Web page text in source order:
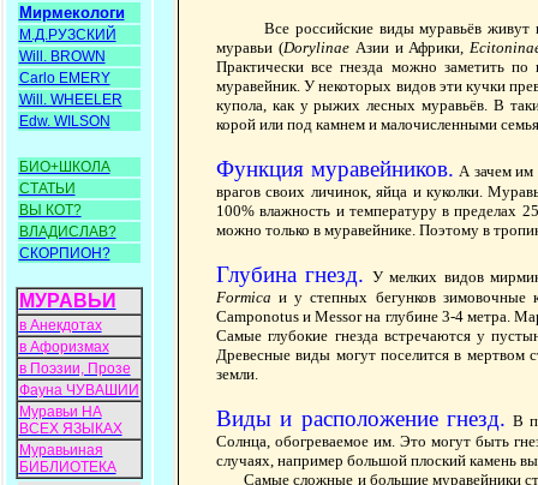
Мирмекологи
М.Д.РУЗСКИЙ
Will. BROWN
Carlo EMERY
Will. WHEELER
Edw. WILSON
БИО+ШКОЛА
СТАТЬИ
ВЫ КОТ?
ВЛАДИСЛАВ?
СКОРПИОН?
МУРАВЬИ
в Анекдотах
в Афоризмах
в Поэзии, Прозе
Фауна ЧУВАШИИ
Муравьи НА
ВСЕХ ЯЗЫКАХ
Муравьиная
БИБЛИОТЕКА
Все российские виды муравьёв живут
муравьи (DorylinaeАзии и Африки,
Практически все гнезда можно заметить
муравейник. У некоторых видов эти кучки
купола, как у рыжих лесных муравьёв. В
корой или под камнем и малочисленными
Функция муравейников. А зачем им
врагов своих личинок, яйца и куколки.
100% влажность и температуру в пределах
можно только в муравейнике. Поэтому в
Глубина гнезд. У мелких видов
Formica и у степных бегунков зимовочные
Camponotus и Messor на глубине 3-4 метра.
Самые глубокие гнезда встречаются у
Древесные виды могут поселится в мертвом
земли.
Виды и расположение гнезд. В
Солнца, обогреваемое им. Это могут быть
случаях, например большой плоский камень
Самые сложные и большие муравейники